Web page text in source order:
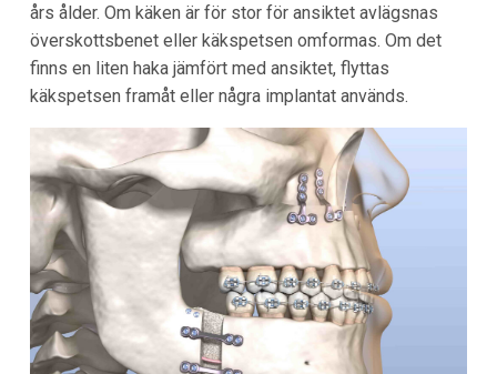
års ålder. Om käken är för stor för ansiktet avlägsnas
överskottsbenet eller käkspetsen omformas. Om det
finns en liten haka jämfört med ansiktet, flyttas
käkspetsen framåt eller några implantat används.